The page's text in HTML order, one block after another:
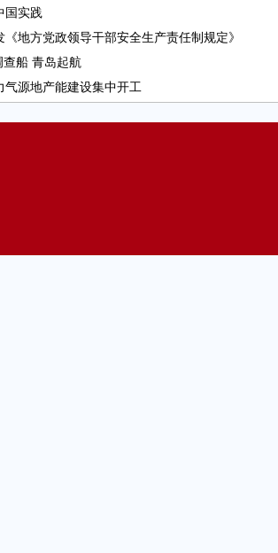
国实践
《地方党政领导干部安全生产责任制规定》
查船 青岛起航
气源地产能建设集中开工